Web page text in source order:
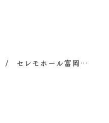
/ セレモホール富岡で
の家族葬